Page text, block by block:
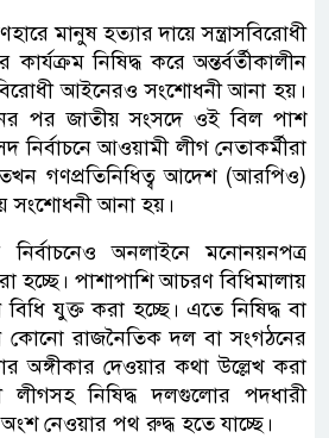
মানুষ হত্যার দায়ে সন্ত্রাসবিরোধী
নিষিদ্ধ করে অন্তর্বর্তীকালীন
আইনেরও সংশোধনী আনা হয়।
পর জাতীয় সংসদে ওই বিল পাশ
আওয়ামী লীগ নেতাকর্মীরা
তখন গণপ্রতিনিধিত্ব আদেশ (আরপিও)
সংশোধনী আনা হয়।
অনলাইনে মনোনয়নপত্র
হচ্ছে। পাশাপাশি আচরণ বিধিমালায়
যুক্ত করা হচ্ছে। এতে নিষিদ্ধ বা
কোনো রাজনৈতিক দল বা সংগঠনের
অঙ্গীকার দেওয়ার কথা উল্লেখ করা
নিষিদ্ধ দলগুলোর পদধারী
অংশ নেওয়ার পথ রুদ্ধ হতে যাচ্ছে।